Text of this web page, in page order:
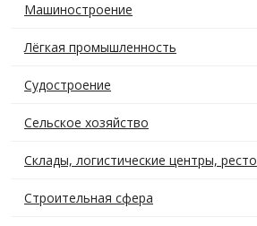
Машиностроение
Лёгкая промышленность
Судостроение
Сельское хозяйство
Склады, логистические центры,
Строительная сфера